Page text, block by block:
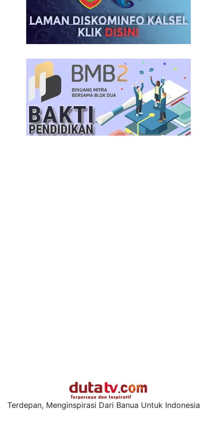
Terdepan, Menginspirasi Dari Banua Untuk Indonesia